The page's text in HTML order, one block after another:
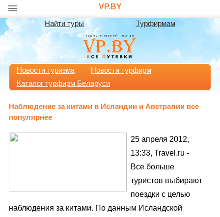
VP.BY
Найти туры Турфирмам
Новости туризма
Новости турфирм
Каталог турфирм Беларуси
Наблюдение за китами в Исландии и Австралии все
популярнее
25 апреля 2012,
13:33, Travel.ru -
Все больше
туристов выбирают
поездки с целью
наблюдения за китами. По данным Исландской